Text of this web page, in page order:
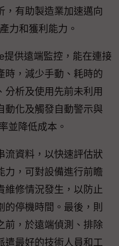
，有助製造業加速邁向
力和獲利能力。
提供遠端監控，能在連接
時，減少手動、耗時的
分析及使用先前未利用
動化及觸發自動警示與
並降低成本。
流資料，以快速評估狀
力，可對設備進行前瞻
維修情況發生，以防止
的停機時間。最後，則
前，於遠端偵測、排除
遣最好的技術人員和工